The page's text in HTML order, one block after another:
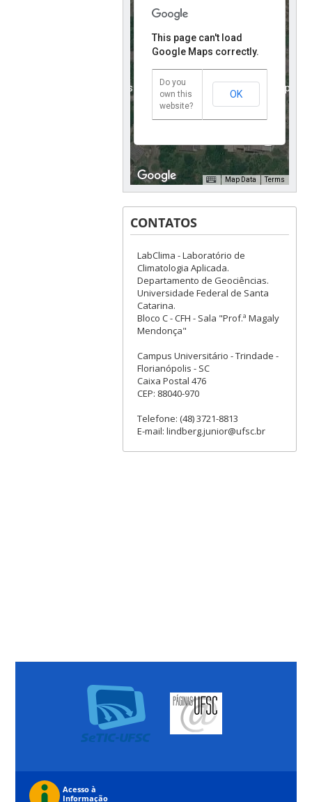
For development
For development purposes only
For development
For development purposes only
Map Data Terms
This page can't load
Google Maps correctly.
Do you
own this
website?
OK
CONTATOS
LabClima - Laboratório de
Climatologia Aplicada.
Departamento de Geociências.
Universidade Federal de Santa
Catarina.
Bloco C - CFH - Sala "Prof.ª Magaly
Mendonça"
Campus Universitário - Trindade -
Florianópolis - SC
Caixa Postal 476
CEP: 88040-970
Telefone: (48) 3721-8813
E-mail: lindberg.junior@ufsc.br